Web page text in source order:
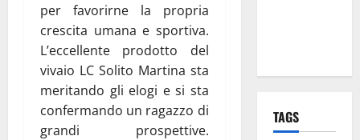
per favorirne la propria
crescita umana e sportiva.
L’eccellente prodotto del
vivaio LC Solito Martina sta
meritando gli elogi e si sta
confermando un ragazzo di
grandi prospettive.
TAGS